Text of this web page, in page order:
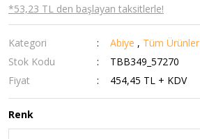
*53,23 TL den başlayan taksitlerle!
Kategori Abiye , Tüm Ürünler
Stok Kodu
TBB349_57270
Fiyat
454,45 TL + KDV
Renk